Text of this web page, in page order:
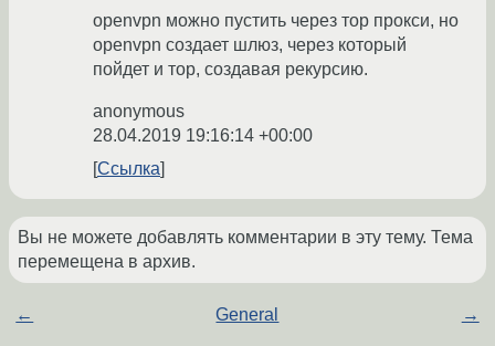
openvpn можно пустить через тор прокси, но
openvpn создает шлюз, через который
пойдет и тор, создавая рекурсию.
anonymous
28.04.2019 19:16:14 +00:00
Ссылка
Вы не можете добавлять комментарии в эту тему. Тема
перемещена в архив.
← General →